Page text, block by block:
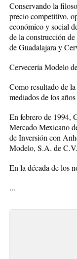
Conservando la
precio competitivo,
económico y social
de la construcción
de Guadalajara y
Cervecería Modelo
Como resultado de
mediados de los
En febrero de 1994,
Mercado Mexicano
de Inversión con
Modelo, S.A. de
En la década de los
...